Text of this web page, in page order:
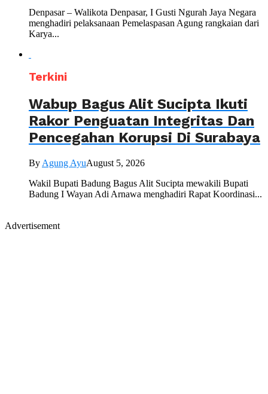
Denpasar – Walikota Denpasar, I Gusti Ngurah Jaya Negara
menghadiri pelaksanaan Pemelaspasan Agung rangkaian dari
Karya...
Terkini
Wabup Bagus Alit Sucipta Ikuti
Rakor Penguatan Integritas Dan
Pencegahan Korupsi Di Surabaya
By Agung AyuAugust 5, 2026
Wakil Bupati Badung Bagus Alit Sucipta mewakili Bupati
Badung I Wayan Adi Arnawa menghadiri Rapat Koordinasi...
Advertisement